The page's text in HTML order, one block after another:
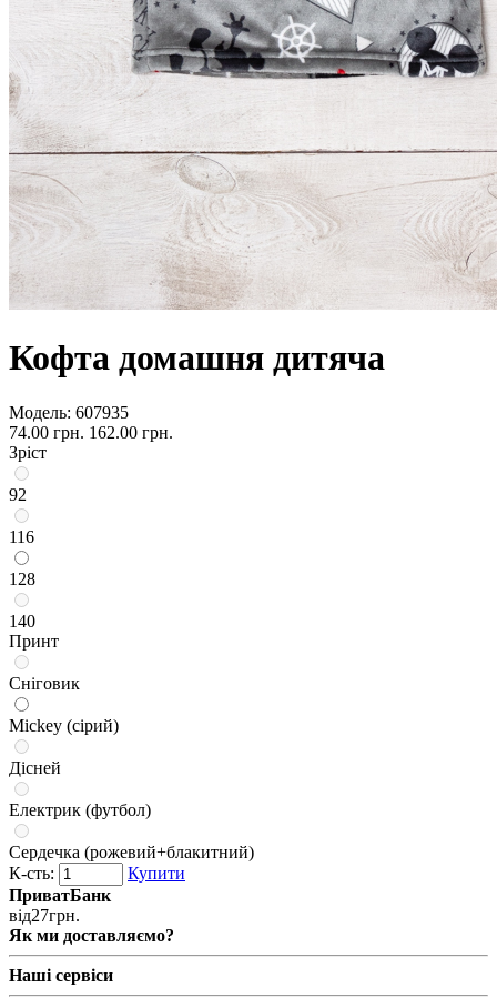
Кофта домашня дитяча
Модель: 607935
74.00 грн. 162.00 грн.
Зріст
92
116
128
140
Принт
Сніговик
Mickey (сірий)
Дісней
Електрик (футбол)
Сердечка (рожевий+блакитний)
К-сть:
Купити
ПриватБанк
від27грн.
Як ми доставляємо?
Наші сервіси